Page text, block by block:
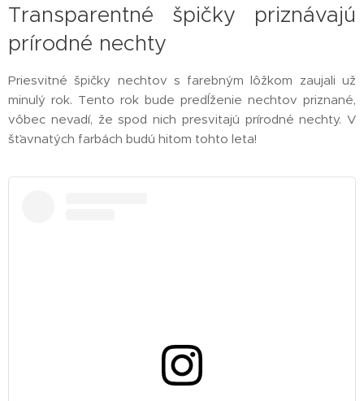
Transparentné špičky priznávajú
prírodné nechty
Priesvitné špičky nechtov s farebným lôžkom zaujali už
minulý rok. Tento rok bude predĺženie nechtov priznané,
vôbec nevadí, že spod nich presvitajú prírodné nechty. V
šťavnatých farbách budú hitom tohto leta!